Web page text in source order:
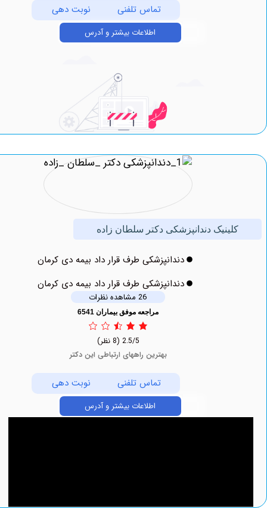
تماس تلفنی نوبت دهی
اطلاعات بیشتر و آدرس
‏دندانپزشکی دکتر ‏سلطان ‏زاده
دندانپزشکی طرف قرار داد بیمه دی کرمان
دندانپزشکی طرف قرار داد بیمه دی کرمان
مراجعه موفق بیماران 6541
بهترین راههای ارتباطی این دکتر
تماس تلفنی نوبت دهی
اطلاعات بیشتر و آدرس